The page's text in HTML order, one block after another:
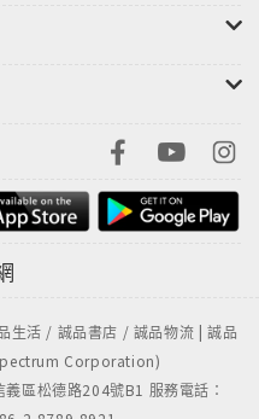
首演，獲得滿堂彩。這
曲目，很多人將它拿來
」相比擬，據聞已逝的
活 / 誠品書店 / 誠品物流 | 誠品
Corporation)
區松德路204號B1 服務電話：